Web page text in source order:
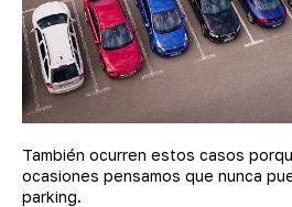
También ocurren estos casos
ocasiones pensamos que nunca
parking.